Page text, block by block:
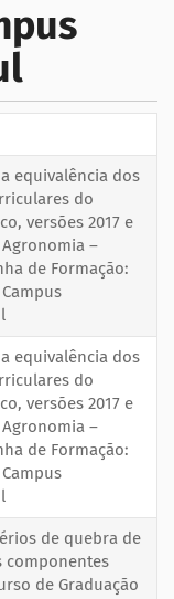
equivalência dos
do
versões 2017 e
Agronomia –
de Formação:
equivalência dos
do
versões 2017 e
Agronomia –
de Formação:
de quebra de
componentes
de Graduação